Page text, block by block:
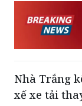
Nhà Trắng
xế xe tải